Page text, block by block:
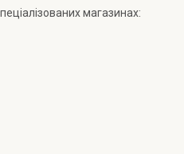
магазинах: